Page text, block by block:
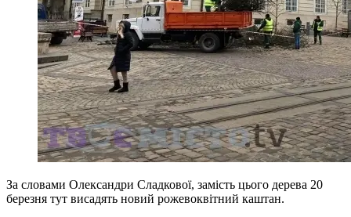
За словами Олександри Сладкової, замість цього дерева 20
березня тут висадять новий рожевоквітний каштан.